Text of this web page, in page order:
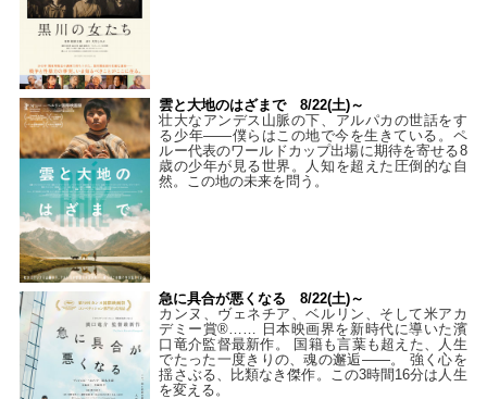
雲と大地のはざまで 8/22(土)～
壮大なアンデス山脈の下、アルパカの世話をす
る少年――僕らはこの地で今を生きている。ペ
ルー代表のワールドカップ出場に期待を寄せる8
歳の少年が見る世界。人知を超えた圧倒的な自
然。この地の未来を問う。
急に具合が悪くなる 8/22(土)～
カンヌ、ヴェネチア、ベルリン、そして米アカ
デミー賞®…… 日本映画界を新時代に導いた濱
口竜介監督最新作。 国籍も言葉も超えた、人生
でたった一度きりの、魂の邂逅――。 強く心を
揺さぶる、比類なき傑作。この3時間16分は人生
を変える。